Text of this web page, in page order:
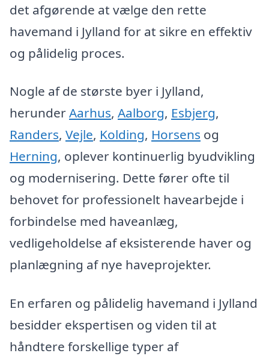
det afgørende at vælge den rette
havemand i Jylland for at sikre en effektiv
og pålidelig proces.
Nogle af de største byer i Jylland,
herunderAarhus, Aalborg, Esbjerg,
Randers, Vejle, Kolding, Horsens og
Herning, oplever kontinuerlig byudvikling
og modernisering. Dette fører ofte til
behovet for professionelt havearbejde i
forbindelse med haveanlæg,
vedligeholdelse af eksisterende haver og
planlægning af nye haveprojekter.
En erfaren og pålidelig havemand i Jylland
besidder ekspertisen og viden til at
håndtere forskellige typer af